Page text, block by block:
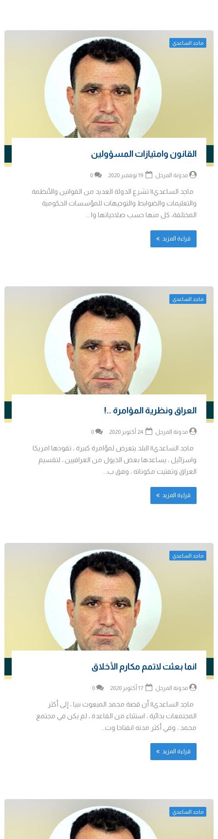
ماجد الساعدي
القانون وامتيازات المسؤولين
مدونة المرجل 0
ماجد الساعدي|| تشرع الدولة العديد من القوانين والأنظمة
والتعليمات والضوابط والتوجيهات للمؤسسات الحكومية
المختلفة، كل منها حسب صلاحياتها وا...
قراءة المزيد
ماجد الساعدي
العراق ونظرية المؤامرة ..!
مدونة المرجل 0
ماجد الساعدي|| البلد يتعرض لمؤامرة كبيرة ، تقودها امريكا
واسرائيل ، يساعدها بعض الذيول من العراقيين ، لتقسيم
العراق وتفتيت مكوناته ، وفق ب...
قراءة المزيد
ماجد الساعدي
انما بعثت لاتمم مكارم الأخلاق
مدونة المرجل 0
ماجد الساعدي|| أن قصة محمد المبعوث نبيا ، إلى أكثر
المجتمعات بدائية ، استثناء من القاعدة ، لم يكن في مجتمع
محمد ، وفي أكثر مدنه انفتاحا وت...
قراءة المزيد
ماجد الساعدي